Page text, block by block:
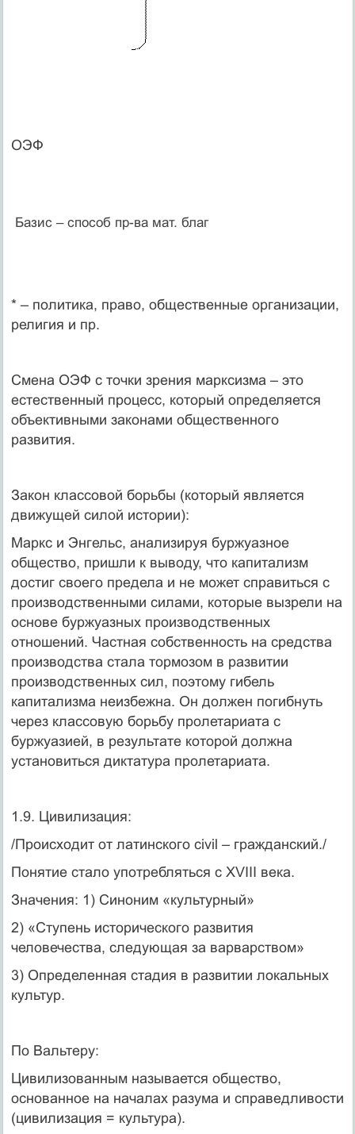
ОЭФ
Базис – способ пр-ва мат. благ
* – политика, право, общественные организации,
религия и пр.
Смена ОЭФ с точки зрения марксизма – это
естественный процесс, который определяется
объективными законами общественного
развития.
Закон классовой борьбы (который является
движущей силой истории):
Маркс и Энгельс, анализируя буржуазное
общество, пришли к выводу, что капитализм
достиг своего предела и не может справиться с
производственными силами, которые вызрели на
основе буржуазных производственных
отношений. Частная собственность на средства
производства стала тормозом в развитии
производственных сил, поэтому гибель
капитализма неизбежна. Он должен погибнуть
через классовую борьбу пролетариата с
буржуазией, в результате которой должна
установиться диктатура пролетариата.
1.9. Цивилизация:
/Происходит от латинского civil – гражданский./
Понятие стало употребляться с XVIII века.
Значения: 1) Синоним «культурный»
2) «Ступень исторического развития
человечества, следующая за варварством»
3) Определенная стадия в развитии локальных
культур.
По Вальтеру:
Цивилизованным называется общество,
основанное на началах разума и справедливости
(цивилизация = культура).